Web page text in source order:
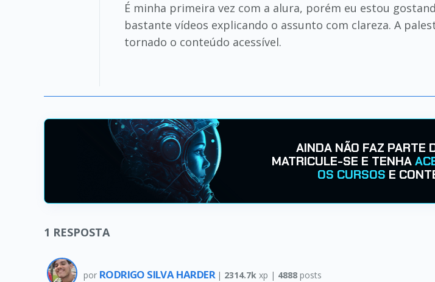
É minha primeira vez com a alura, porém eu estou
bastante vídeos explicando o assunto com clareza. A
tornado o conteúdo acessível.
AINDA NÃO FAZ PARTE
MATRICULE-SE E TENHA
OS CURSOS E
1 RESPOSTA
por RODRIGO SILVA HARDER | 2314.7k xp | 4888 posts